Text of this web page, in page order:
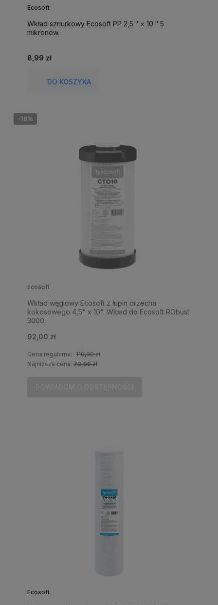
Ecosoft
Wkład sznurkowy Ecosoft PP 2,5 ″ × 10 ″ 5
mikronów.
8,99 zł
DO KOSZYKA
Ecosoft
Wkład węglowy Ecosoft z łupin orzecha
kokosowego 4,5" x 10". Wkład do Ecosoft RObust
3000.
92,00 zł
Cena regularna: 110,00 zł
Najniższa cena: 73,99 zł
-16%
Ecosoft